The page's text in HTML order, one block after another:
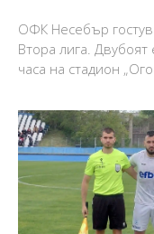
ОФК Несебър
Втора лига. Двубоят
часа на стадион